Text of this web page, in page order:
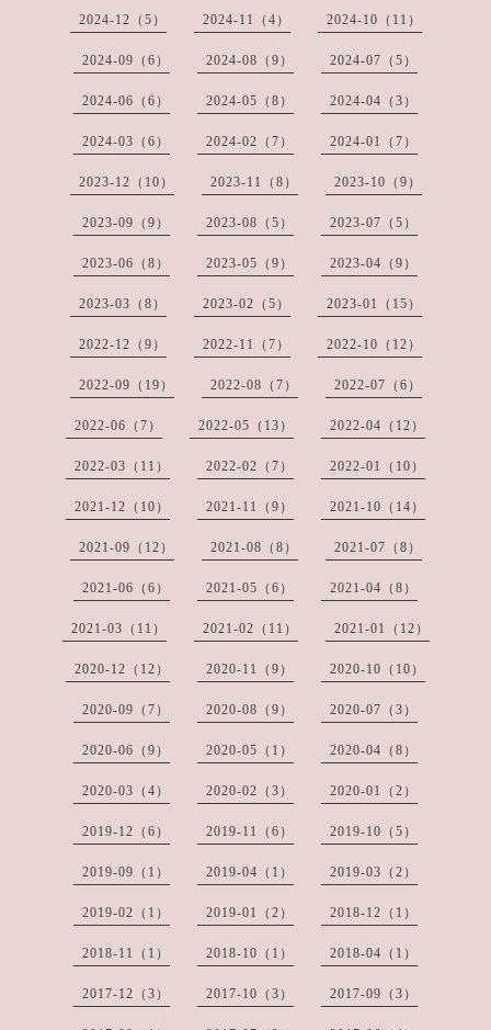
2024-12（5） 2024-11（4） 2024-10（11）
2024-09（6） 2024-08（9） 2024-07（5）
2024-06（6） 2024-05（8） 2024-04（3）
2024-03（6） 2024-02（7） 2024-01（7）
2023-12（10） 2023-11（8） 2023-10（9）
2023-09（9） 2023-08（5） 2023-07（5）
2023-06（8） 2023-05（9） 2023-04（9）
2023-03（8） 2023-02（5） 2023-01（15）
2022-12（9） 2022-11（7） 2022-10（12）
2022-09（19） 2022-08（7） 2022-07（6）
2022-06（7） 2022-05（13） 2022-04（12）
2022-03（11） 2022-02（7） 2022-01（10）
2021-12（10） 2021-11（9） 2021-10（14）
2021-09（12） 2021-08（8） 2021-07（8）
2021-06（6） 2021-05（6） 2021-04（8）
2021-03（11） 2021-02（11） 2021-01（12）
2020-12（12） 2020-11（9） 2020-10（10）
2020-09（7） 2020-08（9） 2020-07（3）
2020-06（9） 2020-05（1） 2020-04（8）
2020-03（4） 2020-02（3） 2020-01（2）
2019-12（6） 2019-11（6） 2019-10（5）
2019-09（1） 2019-04（1） 2019-03（2）
2019-02（1） 2019-01（2） 2018-12（1）
2018-11（1） 2018-10（1） 2018-04（1）
2017-12（3） 2017-10（3） 2017-09（3）